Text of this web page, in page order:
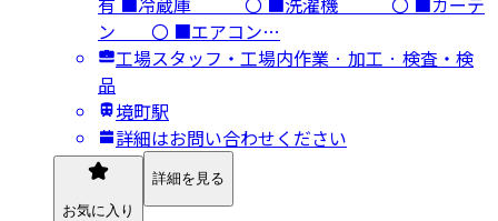
ン 〇 ■エアコン…
工場スタッフ・工場内作業 · 加工 · 検査・検
品
境町駅
詳細はお問い合わせください
お気に入り
詳細を見る